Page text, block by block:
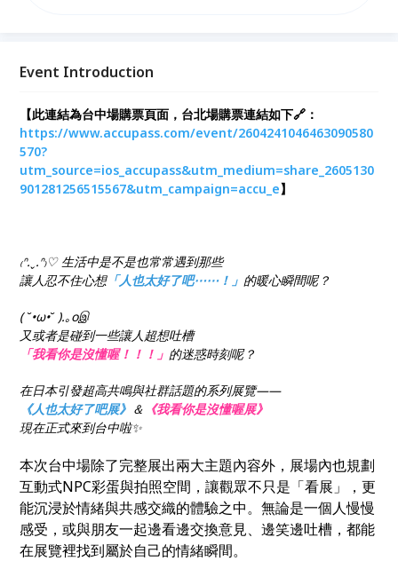
Event Introduction
【此連結為台中場購票頁面，台北場購票連結如下🔗：
https://www.accupass.com/event/2604241046463090580
570?
utm_source=ios_accupass&utm_medium=share_2605130
901281256515567&utm_campaign=accu_e】
₍ᐢ.ˬ.ᐢ₎♡ 生活中是不是也常常遇到那些
讓人忍不住心想「人也太好了吧⋯⋯！」 的暖心瞬間呢？
( ˘•ω•˘ ).｡oஇ
又或者是碰到一些讓人超想吐槽
「我看你是沒懂喔！！！」 的迷惑時刻呢？
在日本引發超高共鳴與社群話題的系列展覽——
《人也太好了吧展》 ＆ 《我看你是沒懂喔展》
現在正式來到台中啦✨
本次台中場除了完整展出兩大主題內容外，展場內也規劃
互動式NPC彩蛋與拍照空間，讓觀眾不只是「看展」，更
能沉浸於情緒與共感交織的體驗之中。無論是一個人慢慢
感受，或與朋友一起邊看邊交換意見、邊笑邊吐槽，都能
在展覽裡找到屬於自己的情緒瞬間。